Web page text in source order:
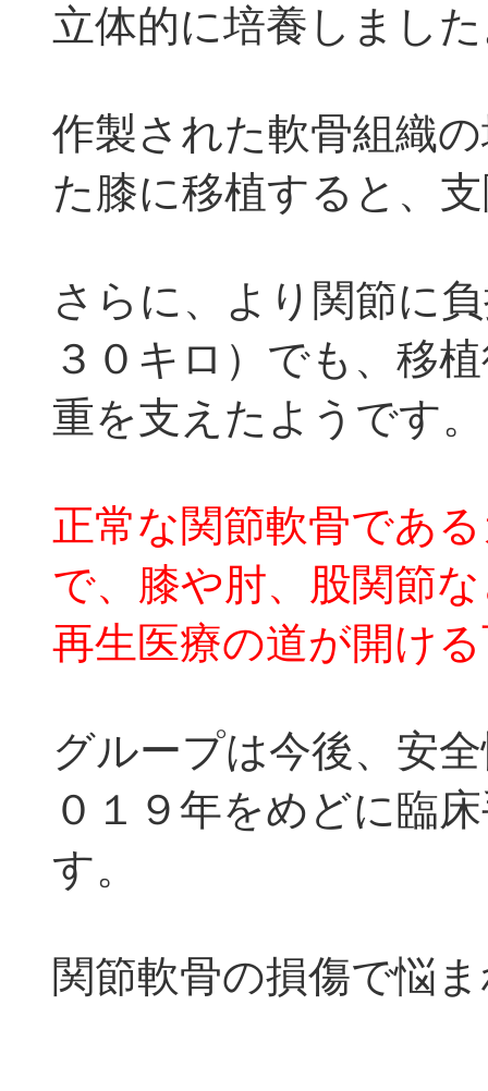
立体的に培養しまし
作製された軟骨組織
た膝に移植すると、
さらに、より関節に
３０キロ）でも、移
重を支えたようです。
正常な関節軟骨であ
で、膝や肘、股関節
再生医療の道が開け
グループは今後、安
０１９年をめどに臨
す。
関節軟骨の損傷で悩